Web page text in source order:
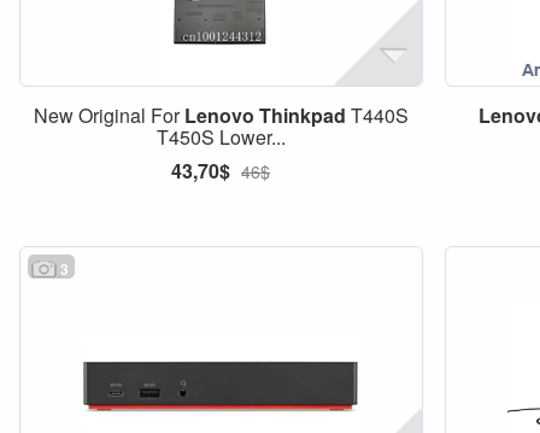
New Original ForLenovo Thinkpad T440S
T450S Lower...
43,70$ 46$
3